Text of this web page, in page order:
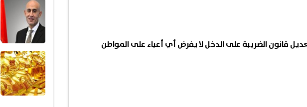
قانون الضريبة على الدخل لا يفرض أي أعباء على المواطن